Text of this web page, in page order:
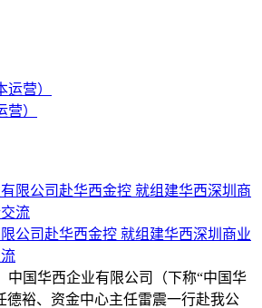
）
公司赴华西金控 就组建华西深圳商业
中国华西企业有限公司（下称“中国华
德裕、资金中心主任雷震一行赴我公